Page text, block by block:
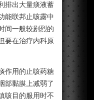
排出大量痰液蓄
能联邦止咳露中
间一般较剧烈的
要在治疗内科原
作用的止咳药糖
部黏膜上减弱了
咳目的服用时不